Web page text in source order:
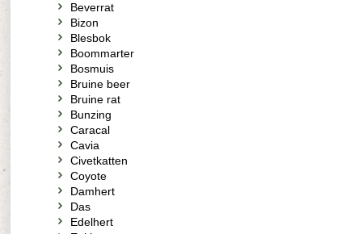
Beverrat
Bizon
Blesbok
Boommarter
Bosmuis
Bruine beer
Bruine rat
Bunzing
Caracal
Cavia
Civetkatten
Coyote
Damhert
Das
Edelhert